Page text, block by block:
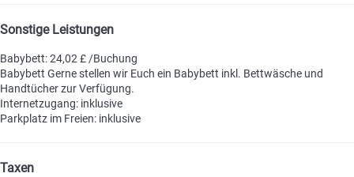
Sonstige Leistungen
Babybett: 24,02 £ /Buchung
Babybett Gerne stellen wir Euch ein Babybett inkl. Bettwäsche und
Handtücher zur Verfügung.
Internetzugang: inklusive
Parkplatz im Freien: inklusive
Taxen